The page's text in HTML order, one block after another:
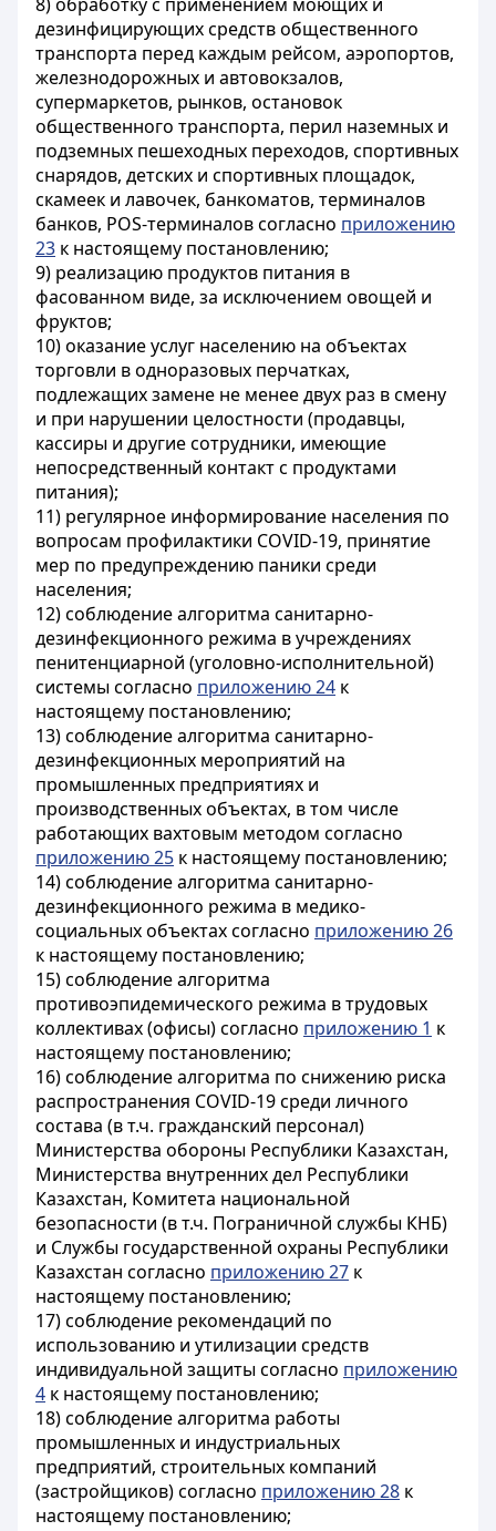
дезинфицирующих средств общественного
транспорта перед каждым рейсом, аэропортов,
железнодорожных и автовокзалов,
супермаркетов, рынков, остановок
общественного транспорта, перил наземных и
подземных пешеходных переходов, спортивных
снарядов, детских и спортивных площадок,
скамеек и лавочек, банкоматов, терминалов
банков, POS-терминалов согласно приложению
23 к настоящему постановлению;
9) реализацию продуктов питания в
фасованном виде, за исключением овощей и
фруктов;
10) оказание услуг населению на объектах
торговли в одноразовых перчатках,
подлежащих замене не менее двух раз в смену
и при нарушении целостности (продавцы,
кассиры и другие сотрудники, имеющие
непосредственный контакт с продуктами
питания);
11) регулярное информирование населения по
вопросам профилактики COVID-19, принятие
мер по предупреждению паники среди
населения;
12) соблюдение алгоритма санитарно-
дезинфекционного режима в учреждениях
пенитенциарной (уголовно-исполнительной)
системы согласно приложению 24 к
настоящему постановлению;
13) соблюдение алгоритма санитарно-
дезинфекционных мероприятий на
промышленных предприятиях и
производственных объектах, в том числе
работающих вахтовым методом согласно
приложению 25 к настоящему постановлению;
14) соблюдение алгоритма санитарно-
дезинфекционного режима в медико-
социальных объектах согласно приложению 26
к настоящему постановлению;
15) соблюдение алгоритма
противоэпидемического режима в трудовых
коллективах (офисы) согласно приложению 1 к
настоящему постановлению;
16) соблюдение алгоритма по снижению риска
распространения COVID-19 среди личного
состава (в т.ч. гражданский персонал)
Министерства обороны Республики Казахстан,
Министерства внутренних дел Республики
Казахстан, Комитета национальной
безопасности (в т.ч. Пограничной службы КНБ)
и Службы государственной охраны Республики
Казахстан согласно приложению 27 к
настоящему постановлению;
17) соблюдение рекомендаций по
использованию и утилизации средств
индивидуальной защиты согласно приложению
4 к настоящему постановлению;
18) соблюдение алгоритма работы
промышленных и индустриальных
предприятий, строительных компаний
(застройщиков) согласно приложению 28 к
настоящему постановлению;